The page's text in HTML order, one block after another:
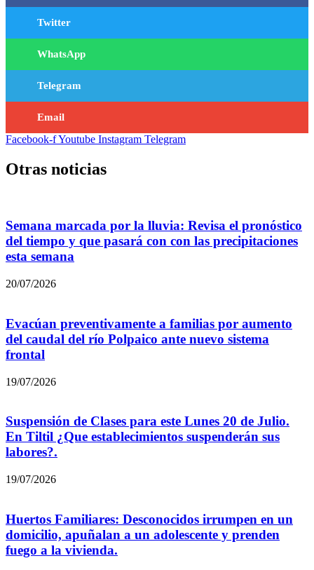
Twitter
WhatsApp
Telegram
Email
Facebook-fYoutube Instagram Telegram
Otras noticias
Semana marcada por la lluvia: Revisa el pronóstico
del tiempo y que pasará con con las precipitaciones
esta semana
20/07/2026
Evacúan preventivamente a familias por aumento
del caudal del río Polpaico ante nuevo sistema
frontal
19/07/2026
Suspensión de Clases para este Lunes 20 de Julio.
En Tiltil ¿Que establecimientos suspenderán sus
labores?.
19/07/2026
Huertos Familiares: Desconocidos irrumpen en un
domicilio, apuñalan a un adolescente y prenden
fuego a la vivienda.